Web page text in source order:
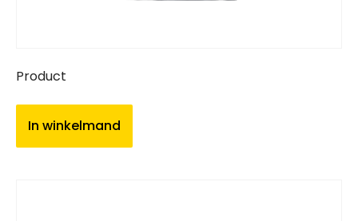
Product
In winkelmand